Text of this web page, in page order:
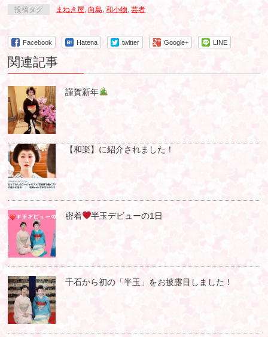
投稿タグ まねき屋 ,向島 ,和小物 ,芸者
Facebook Hatena twitter Google+ LINE
関連記事
謹賀新年
【和楽】に紹介されました！
密着 半玉デビューの1日
千石から初の「半玉」をお披露目しました！